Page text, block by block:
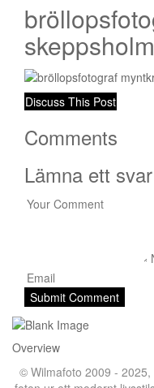
Discuss This Post
Comments
Lämna ett svar
Overview
© Wilmafoto 2009 - 2025,